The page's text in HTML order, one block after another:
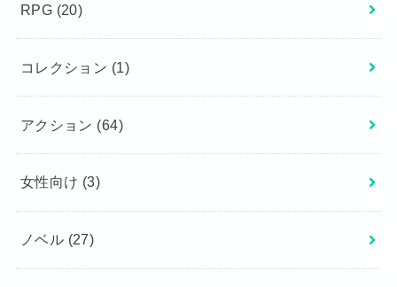
RPG (20)
コレクション (1)
アクション (64)
女性向け (3)
ノベル (27)